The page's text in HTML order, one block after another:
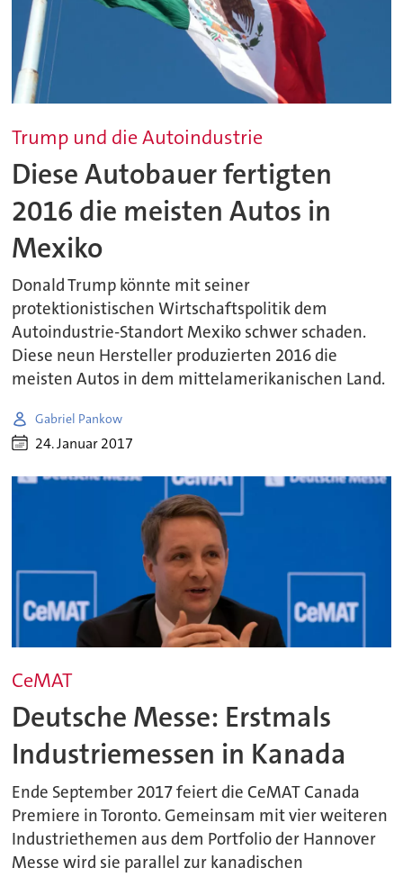
Trump und die Autoindustrie
Diese Autobauer fertigten
2016 die meisten Autos in
Mexiko
Donald Trump könnte mit seiner
protektionistischen Wirtschaftspolitik dem
Autoindustrie-Standort Mexiko schwer schaden.
Diese neun Hersteller produzierten 2016 die
meisten Autos in dem mittelamerikanischen Land.
Gabriel Pankow
24. Januar 2017
CeMAT
Deutsche Messe: Erstmals
Industriemessen in Kanada
Ende September 2017 feiert die CeMAT Canada
Premiere in Toronto. Gemeinsam mit vier weiteren
Industriethemen aus dem Portfolio der Hannover
Messe wird sie parallel zur kanadischen